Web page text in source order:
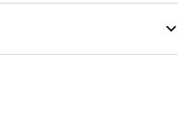
ungefärliga